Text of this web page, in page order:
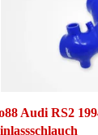
Audi RS2